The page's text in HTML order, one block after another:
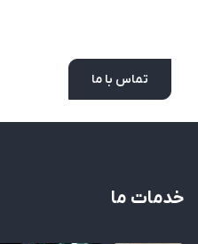
تماس با ما
خدمات ما